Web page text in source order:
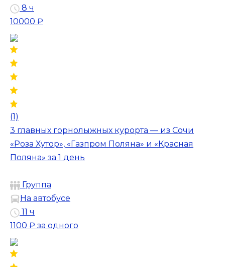
8 ч
10000 ₽
(1)
3 главных горнолыжных курорта — из Сочи
«Роза Хутор», «Газпром Поляна» и «Красная
Поляна» за 1 день
Группа
На автобусе
11 ч
1100 ₽ за одного